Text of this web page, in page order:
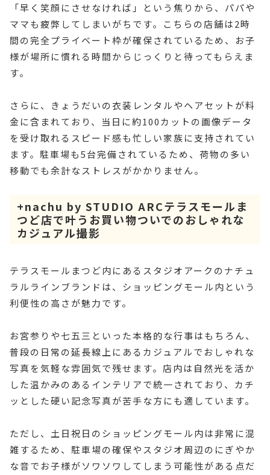
「早く笑顔にさせなければ」という焦りから、パパや
ママも疲弊してしまいがちです。こちらの店舗は2時
間の完全プライベート枠が確保されているため、お子
様が場所に慣れる時間からじっくりと待ってもらえま
す。
さらに、きょうだいの衣装レンタルやヘアセットが料
金に含まれており、当日に約100カットの画像データ
を受け取れるスピード感も忙しい家族に支持されてい
ます。駐車場も5台完備されているため、荷物の多い
移動でも余計なストレスがかかりません。
+nachu by STUDIO ARCテラスモールま
つど店で叶うお買い物ついでのおしゃれな
カジュアル撮影
テラスモールまつど内にあるスタジオアークのナチュ
ラルラインブランドは、ショッピングモール内という
利便性の高さが魅力です。
お宮参りや七五三といった本格的な行事はもちろん、
普段の日常の延長線上にあるカジュアルでおしゃれな
写真を気軽な雰囲気で残せます。店内は自然光を活か
した温かみのあるインテリアで統一されており、カチ
ッとした硬い記念写真が苦手な方にも適しています。
ただし、土日祝日のショッピングモール内は非常に混
雑するため、駐車場の確保やスタジオ周辺のにぎやか
な音でお子様がソワソワしてしまう可能性がある点だ